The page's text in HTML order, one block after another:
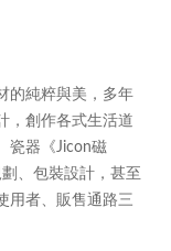
的純粹與美，多年
，創作各式生活道
瓷器《Jicon磁
、包裝設計，甚至
用者、販售通路三